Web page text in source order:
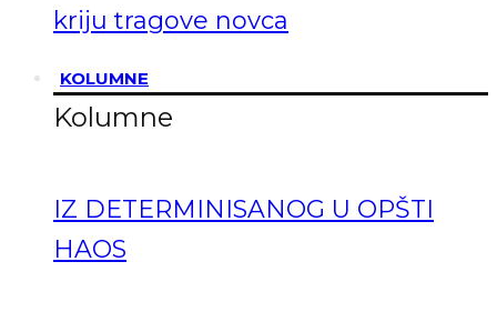
kriju tragove novca
KOLUMNE
Kolumne
IZ DETERMINISANOG U OPŠTI
HAOS